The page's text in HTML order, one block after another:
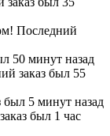
Последний
50 минут назад
заказ был 55
был 5 минут назад
был 1 час